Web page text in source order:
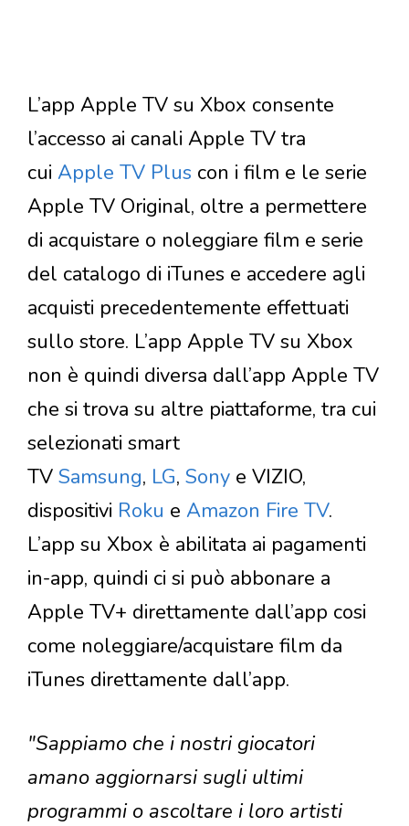
L’app Apple TV su Xbox consente
l’accesso ai canali Apple TV tra
cui Apple TV Plus con i film e le serie
Apple TV Original, oltre a permettere
di acquistare o noleggiare film e serie
del catalogo di iTunes e accedere agli
acquisti precedentemente effettuati
sullo store. L’app Apple TV su Xbox
non è quindi diversa dall’app Apple TV
che si trova su altre piattaforme, tra cui
selezionati smart
TV Samsung, LG, Sony e VIZIO,
dispositivi Roku e Amazon Fire TV.
L’app su Xbox è abilitata ai pagamenti
in-app, quindi ci si può abbonare a
Apple TV+ direttamente dall’app cosi
come noleggiare/acquistare film da
iTunes direttamente dall’app.
"Sappiamo che i nostri giocatori
amano aggiornarsi sugli ultimi
programmi o ascoltare i loro artisti